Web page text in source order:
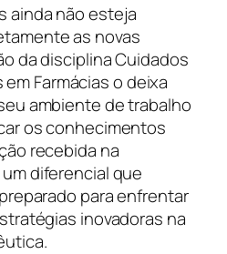
ainda não esteja
as novas
da disciplina Cuidados
Farmácias o deixa
ambiente de trabalho
os conhecimentos
recebida na
diferencial que
para enfrentar
inovadoras na